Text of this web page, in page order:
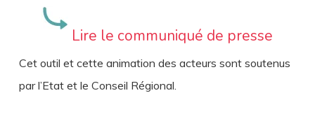
Lire le communiqué de presse
Cet outil et cette animation des acteurs sont soutenus
par l’Etat et le Conseil Régional.